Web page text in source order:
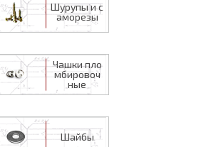
Шурупы и с
аморезы
Чашки пло
мбировоч
ные
Шайбы